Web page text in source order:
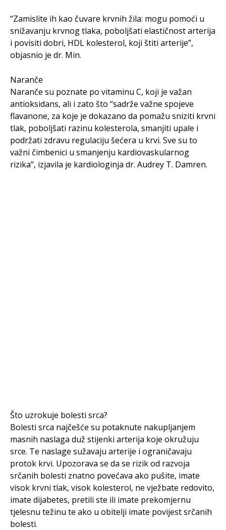
“Zamislite ih kao čuvare krvnih žila: mogu pomoći u
snižavanju krvnog tlaka, poboljšati elastičnost arterija
i povisiti dobri, HDL kolesterol, koji štiti arterije”,
objasnio je dr. Min.
Naranče
Naranče su poznate po vitaminu C, koji je važan
antioksidans, ali i zato što “sadrže važne spojeve
flavanone, za koje je dokazano da pomažu sniziti krvni
tlak, poboljšati razinu kolesterola, smanjiti upale i
podržati zdravu regulaciju šećera u krvi. Sve su to
važni čimbenici u smanjenju kardiovaskularnog
rizika”, izjavila je kardiologinja dr. Audrey T. Damren.
Što uzrokuje bolesti srca?
Bolesti srca najčešće su potaknute nakupljanjem
masnih naslaga duž stijenki arterija koje okružuju
srce. Te naslage sužavaju arterije i ograničavaju
protok krvi. Upozorava se da se rizik od razvoja
srčanih bolesti znatno povećava ako pušite, imate
visok krvni tlak, visok kolesterol, ne vježbate redovito,
imate dijabetes, pretili ste ili imate prekomjernu
tjelesnu težinu te ako u obitelji imate povijest srčanih
bolesti.